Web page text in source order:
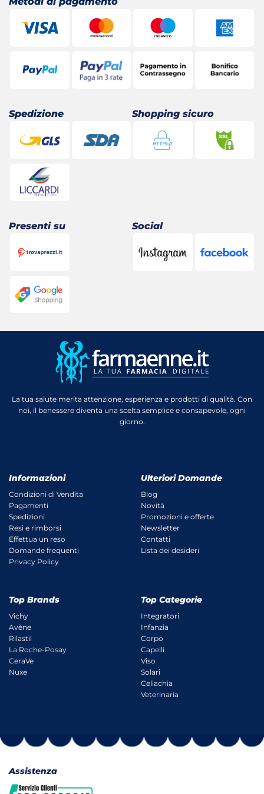
Spedizione Shopping sicuro
Presenti su Social
La tua salute merita attenzione, esperienza e prodotti di qualità. Con
noi, il benessere diventa una scelta semplice e consapevole, ogni
giorno.
Informazioni
Condizioni di Vendita
Pagamenti
Spedizioni
Resi e rimborsi
Effettua un reso
Domande frequenti
Privacy Policy
Ulteriori Domande
Blog
Novità
Promozioni e offerte
Newsletter
Contatti
Lista dei desideri
Top Brands
Vichy
Avène
Rilastil
La Roche-Posay
CeraVe
Nuxe
Top Categorie
Integratori
Infanzia
Corpo
Capelli
Viso
Solari
Celiachia
Veterinaria
Assistenza